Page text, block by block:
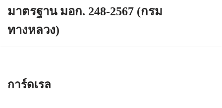
มาตรฐาน มอก. 248-2567 (กรม
ทางหลวง)
การ์ดเรล